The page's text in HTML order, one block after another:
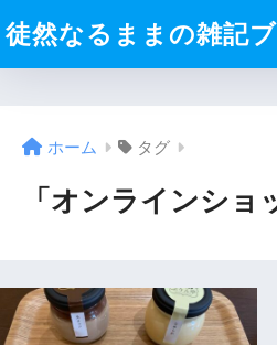
徒然なるままの雑記
ホーム タグ
「オンラインショ